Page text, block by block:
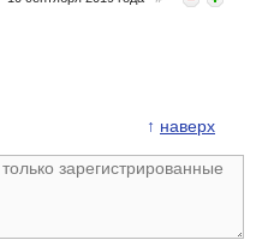
↑ наверх